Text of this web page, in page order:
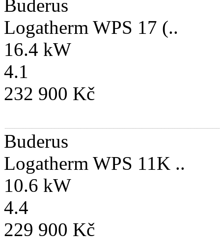
Buderus
Logatherm WPS 17 (..
16.4 kW
4.1
232 900 Kč
Buderus
Logatherm WPS 11K ..
10.6 kW
4.4
229 900 Kč